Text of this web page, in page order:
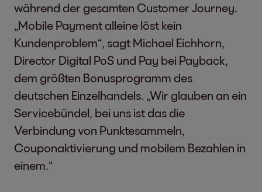
während der gesamten Customer Journey.
„Mobile Payment alleine löst kein
Kundenproblem“, sagt Michael Eichhorn,
Director Digital PoS und Pay bei Payback,
dem größten Bonusprogramm des
deutschen Einzelhandels. „Wir glauben an ein
Servicebündel, bei uns ist das die
Verbindung von Punktesammeln,
Couponaktivierung und mobilem Bezahlen in
einem.“